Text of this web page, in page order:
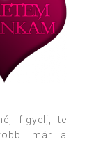
figyelj, te
már a